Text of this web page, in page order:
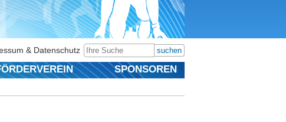
suchen
& Datenschutz
SPONSOREN